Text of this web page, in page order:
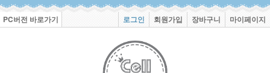
PC버전 바로가기 로그인 회원가입 장바구니 마이페이지